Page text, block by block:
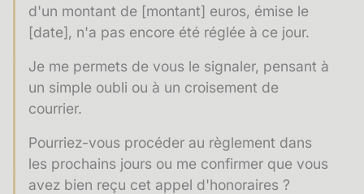
d'un montant de [montant] euros, émise le
[date], n'a pas encore été réglée à ce jour.
Je me permets de vous le signaler, pensant à
un simple oubli ou à un croisement de
courrier.
Pourriez-vous procéder au règlement dans
les prochains jours ou me confirmer que vous
avez bien reçu cet appel d'honoraires ?